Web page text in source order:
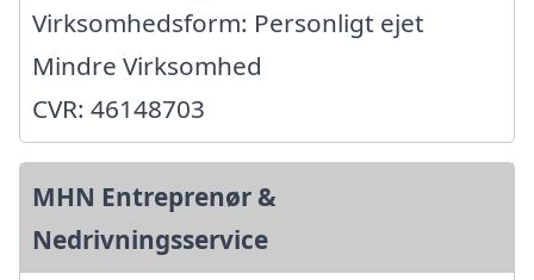
Virksomhedsform: Personligt ejet
Mindre Virksomhed
CVR: 46148703
MHN Entreprenør &
Nedrivningsservice